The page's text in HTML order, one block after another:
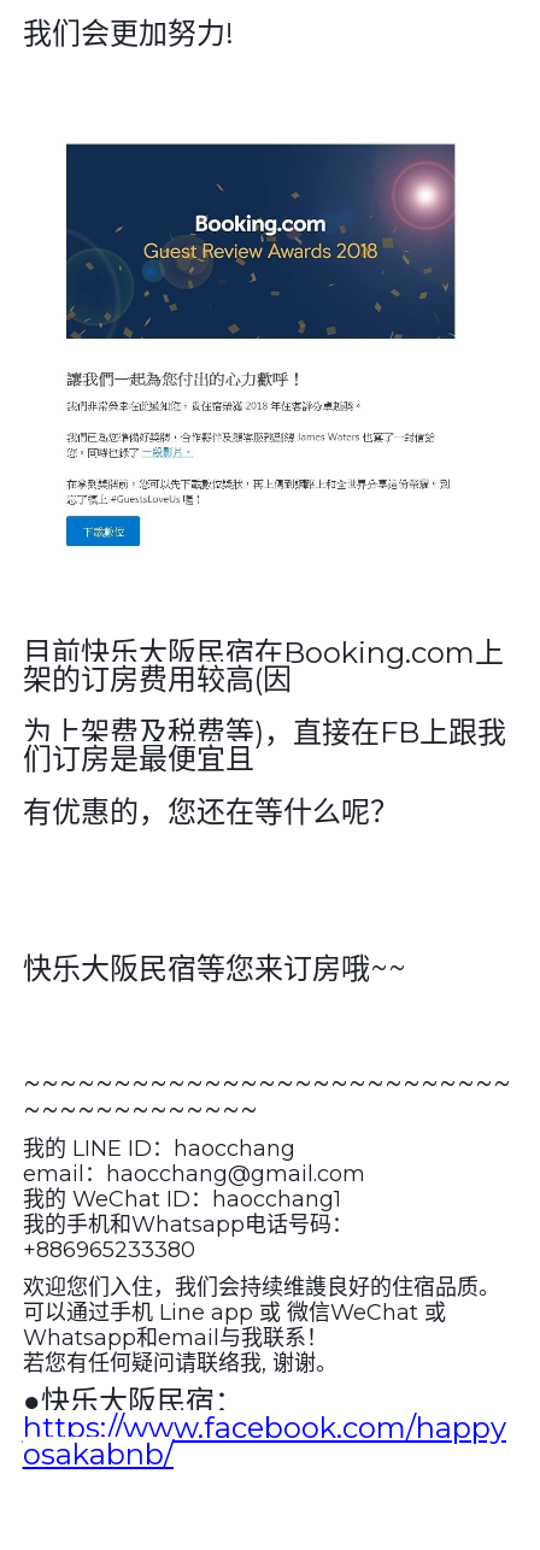
我们会更加努力!
目前快乐大阪民宿在Booking.com上
架的订房费用较高(因
为上架费及税费等) ，直接在FB上跟我
们订房是最便宜且
有优惠的，您还在等什么呢？
快乐大阪民宿等您来订房哦~~
~~~~~~~~~~~~~~~~~~~~~~~~~~~
~~~~~~~~~~~~~
我的 LINE ID：haocchang
email：haocchang@gmail.com
我的 WeChat ID：haocchang1
我的手机和Whatsapp电话号码：
+886965233380
欢迎您们入住，我们会持续维謢良好的住宿品质。
可以通过手机 Line app 或 微信WeChat 或
Whatsapp和email与我联系！
若您有任何疑问请联络我, 谢谢。
●快乐大阪民宿：
https://www.facebook.com/happy
osakabnb/